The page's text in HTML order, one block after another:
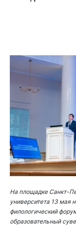
На площадке Санкт-
университета 13 мая
филологический
образовательный